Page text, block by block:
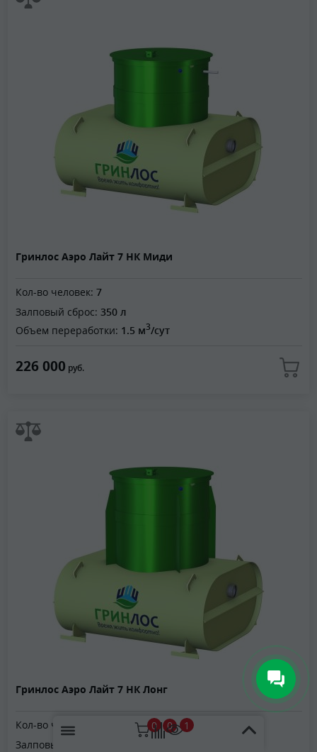
0 0 1
Гринлос Аэро Лайт 7 НК Миди
Кол-во человек: 7
Залповый сброс: 350 л
Объем переработки: 1.5 м3/сут
226 000 руб.
Гринлос Аэро Лайт 7 НК Лонг
Кол-во человек:
Залповый сброс: